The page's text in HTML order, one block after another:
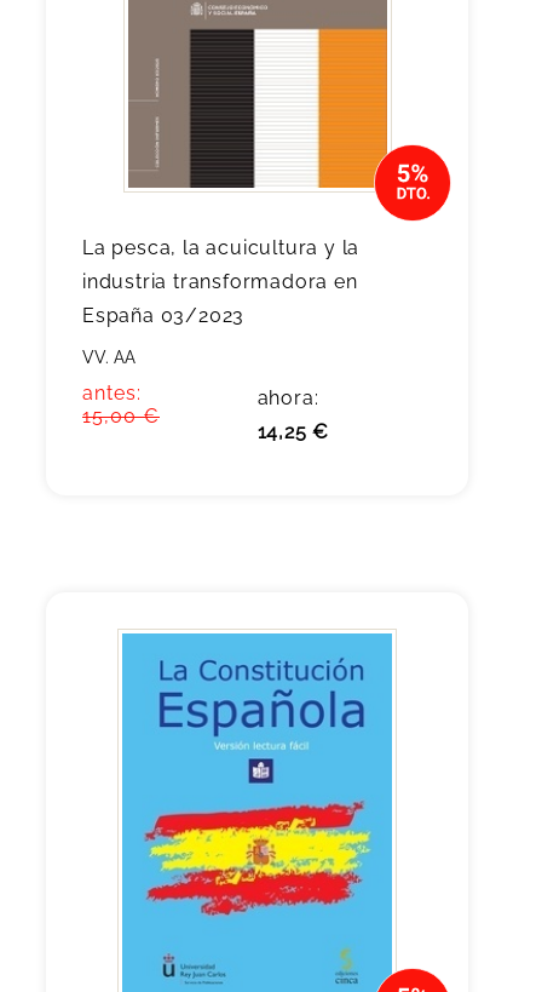
La pesca, la acuicultura y la
industria transformadora en
España 03/2023
VV. AA
antes:
15,00 €
ahora:
14,25 €